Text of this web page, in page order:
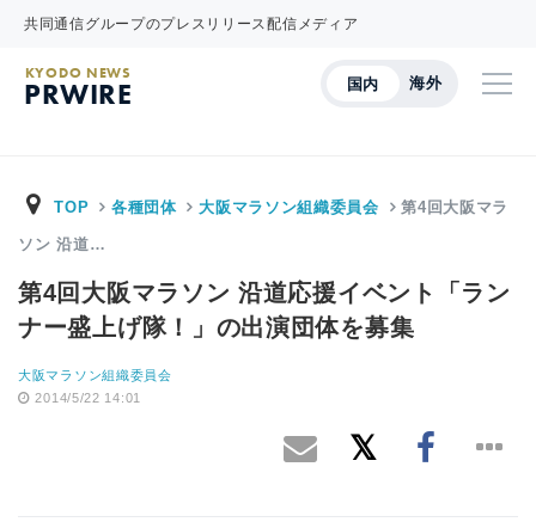
共同通信グループのプレスリリース配信メディア
国内 海外
KYODO NEWS
PRWIRE
TOP 各種団体 大阪マラソン組織委員会 第4回大阪マラ
ソン 沿道…
第4回大阪マラソン 沿道応援イベント「ラン
ナー盛上げ隊！」の出演団体を募集
大阪マラソン組織委員会
2014/5/22 14:01